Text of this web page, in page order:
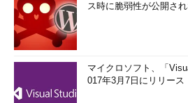
ス時に脆弱性が公開さ
マイクロソフト、「
017年3月7日にリリース